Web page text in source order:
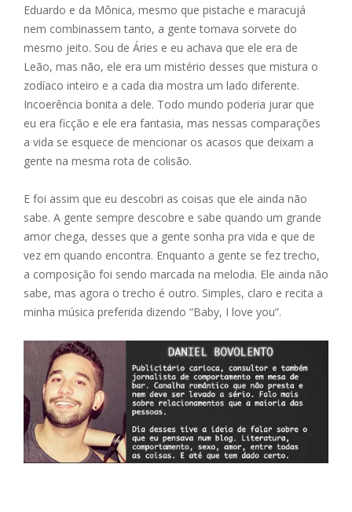
Eduardo e da Mônica, mesmo que pistache e maracujá
nem combinassem tanto, a gente tomava sorvete do
mesmo jeito. Sou de Áries e eu achava que ele era de
Leão, mas não, ele era um mistério desses que mistura o
zodíaco inteiro e a cada dia mostra um lado diferente.
Incoerência bonita a dele. Todo mundo poderia jurar que
eu era ficção e ele era fantasia, mas nessas comparações
a vida se esquece de mencionar os acasos que deixam a
gente na mesma rota de colisão.
E foi assim que eu descobri as coisas que ele ainda não
sabe. A gente sempre descobre e sabe quando um grande
amor chega, desses que a gente sonha pra vida e que de
vez em quando encontra. Enquanto a gente se fez trecho,
a composição foi sendo marcada na melodia. Ele ainda não
sabe, mas agora o trecho é outro. Simples, claro e recita a
minha música preferida dizendo “Baby, I love you”.